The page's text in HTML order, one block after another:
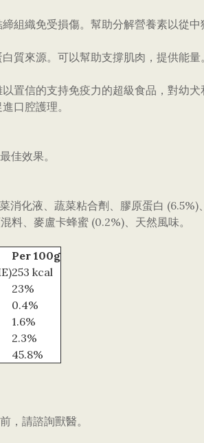
組織免受損傷。幫助分解營養素以從
質來源。可以幫助支撐肌肉，提供能
置信的支持免疫力的超級食品，對幼
口腔護理。
佳效果。
消化液、蔬菜粘合劑、膠原蛋白 (6.5%)
料、麥盧卡蜂蜜 (0.2%)、天然風味。
Per 100g
253 kcal
23%
0.4%
1.6%
2.3%
45.8%
，請諮詢獸醫。